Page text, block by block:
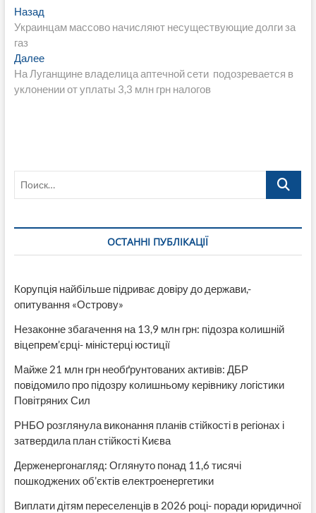
Навигация
по
записям
НазадПредыдущая
запись:
Украинцам массово начисляют несуществующие долги за
газ
ДалееСледующая
запись:
На Луганщине владелица аптечной сети подозревается в
уклонении от уплаты 3,3 млн грн налогов
Поиск…
ОСТАННІ ПУБЛІКАЦІЇ
Корупція найбільше підриває довіру до держави,-
опитування «Острову»
Незаконне збагачення на 13,9 млн грн: підозра колишній
віцепрем’єрці- міністерці юстиції
Майже 21 млн грн необґрунтованих активів: ДБР
повідомило про підозру колишньому керівнику логістики
Повітряних Сил
РНБО розглянула виконання планів стійкості в регіонах і
затвердила план стійкості Києва
Держенергонагляд: Оглянуто понад 11,6 тисячі
пошкоджених об’єктів електроенергетики
Виплати дітям переселенців в 2026 році- поради юридичної